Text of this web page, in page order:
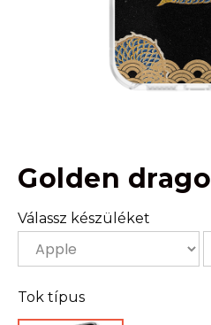
Golden
Válassz készüléket
Tok típus